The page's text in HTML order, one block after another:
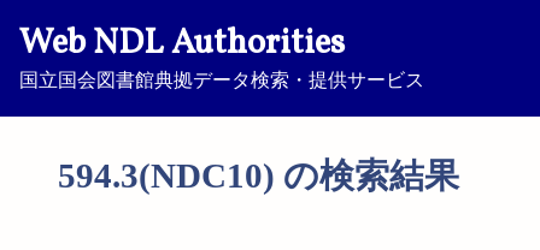
Web NDL Authorities
国立国会図書館典拠データ検索・提供サービス
594.3(NDC10) の検索結果